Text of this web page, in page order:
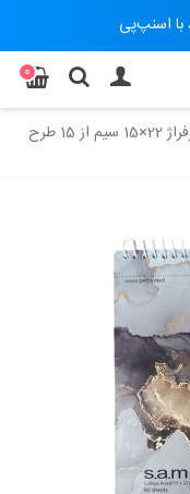
با اسنپ‌پی
0
دفتر یادداشت سم با پرفراژ 22×15 سیم از 15 طرح